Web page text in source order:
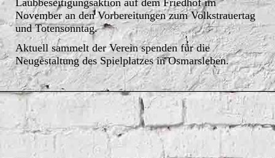
Laubbeseitigungsaktion auf dem Friedhof im
November an den Vorbereitungen zum Volkstrauertag
und Totensonntag.
Aktuell sammelt der Verein spenden für die
Neugestaltung des Spielplatzes in Osmarsleben.